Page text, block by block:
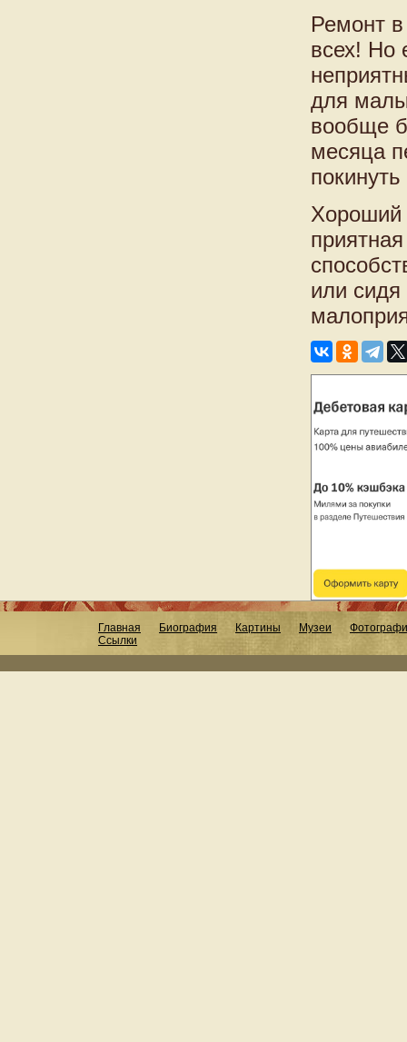
Ремонт
всех! Но
для
вообще
месяца
Хороший
или
Главная Биография Картины Музеи
Ссылки